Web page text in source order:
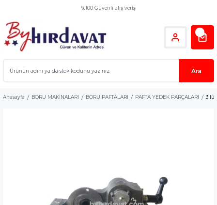
%100 Güvenli alış veriş
Ara
Anasayfa BORU MAKİNALARI BORU PAFTALARI PAFTA YEDEK PARÇALARI 3